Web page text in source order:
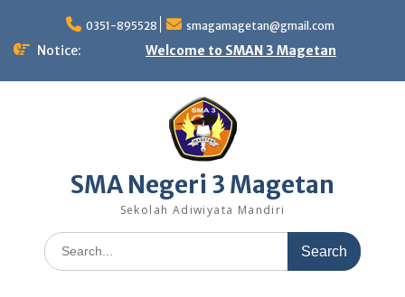
content
0351-895528 smagamagetan@gmail.com
Notice: Welcome to SMAN 3 Magetan
SMA Negeri 3 Magetan
Sekolah Adiwiyata Mandiri
Search
for: